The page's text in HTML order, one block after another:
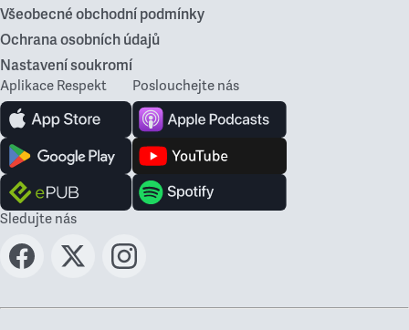
Všeobecné obchodní podmínky
Ochrana osobních údajů
Nastavení soukromí
Aplikace Respekt Poslouchejte nás
Sledujte nás